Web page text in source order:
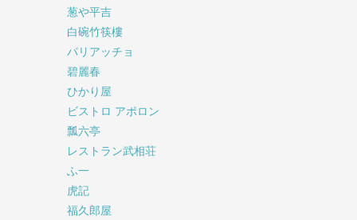
葱や平吉
白碗竹筷樓
パリアッチョ
碧麗春
ひかり屋
ビストロ アポロン
瓢六亭
レストラン武相荘
ふ一
虎記
福久郎屋